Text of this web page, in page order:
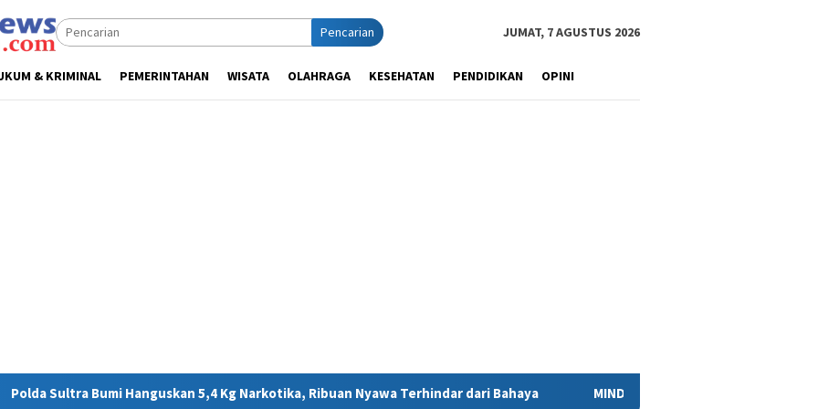
Pencarian JUMAT, 7 AGUSTUS 2026
& KRIMINAL PEMERINTAHAN WISATA OLAHRAGA KESEHATAN PENDIDIKAN OPINI
5,4 Kg Narkotika, Ribuan Nyawa Terhindar dari Bahaya MIND ID Tegaskan Dukungan Penuh Bagi PT Vale di